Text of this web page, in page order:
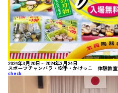
2024年3月20日～2024年3月24日
スポーツチャンバラ・空手・かけっこ 体験教室
check